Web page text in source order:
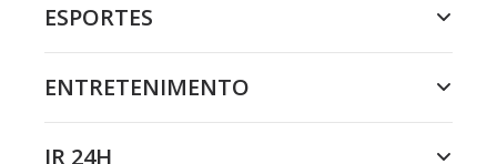
ESPORTES
ENTRETENIMENTO
JR 24H